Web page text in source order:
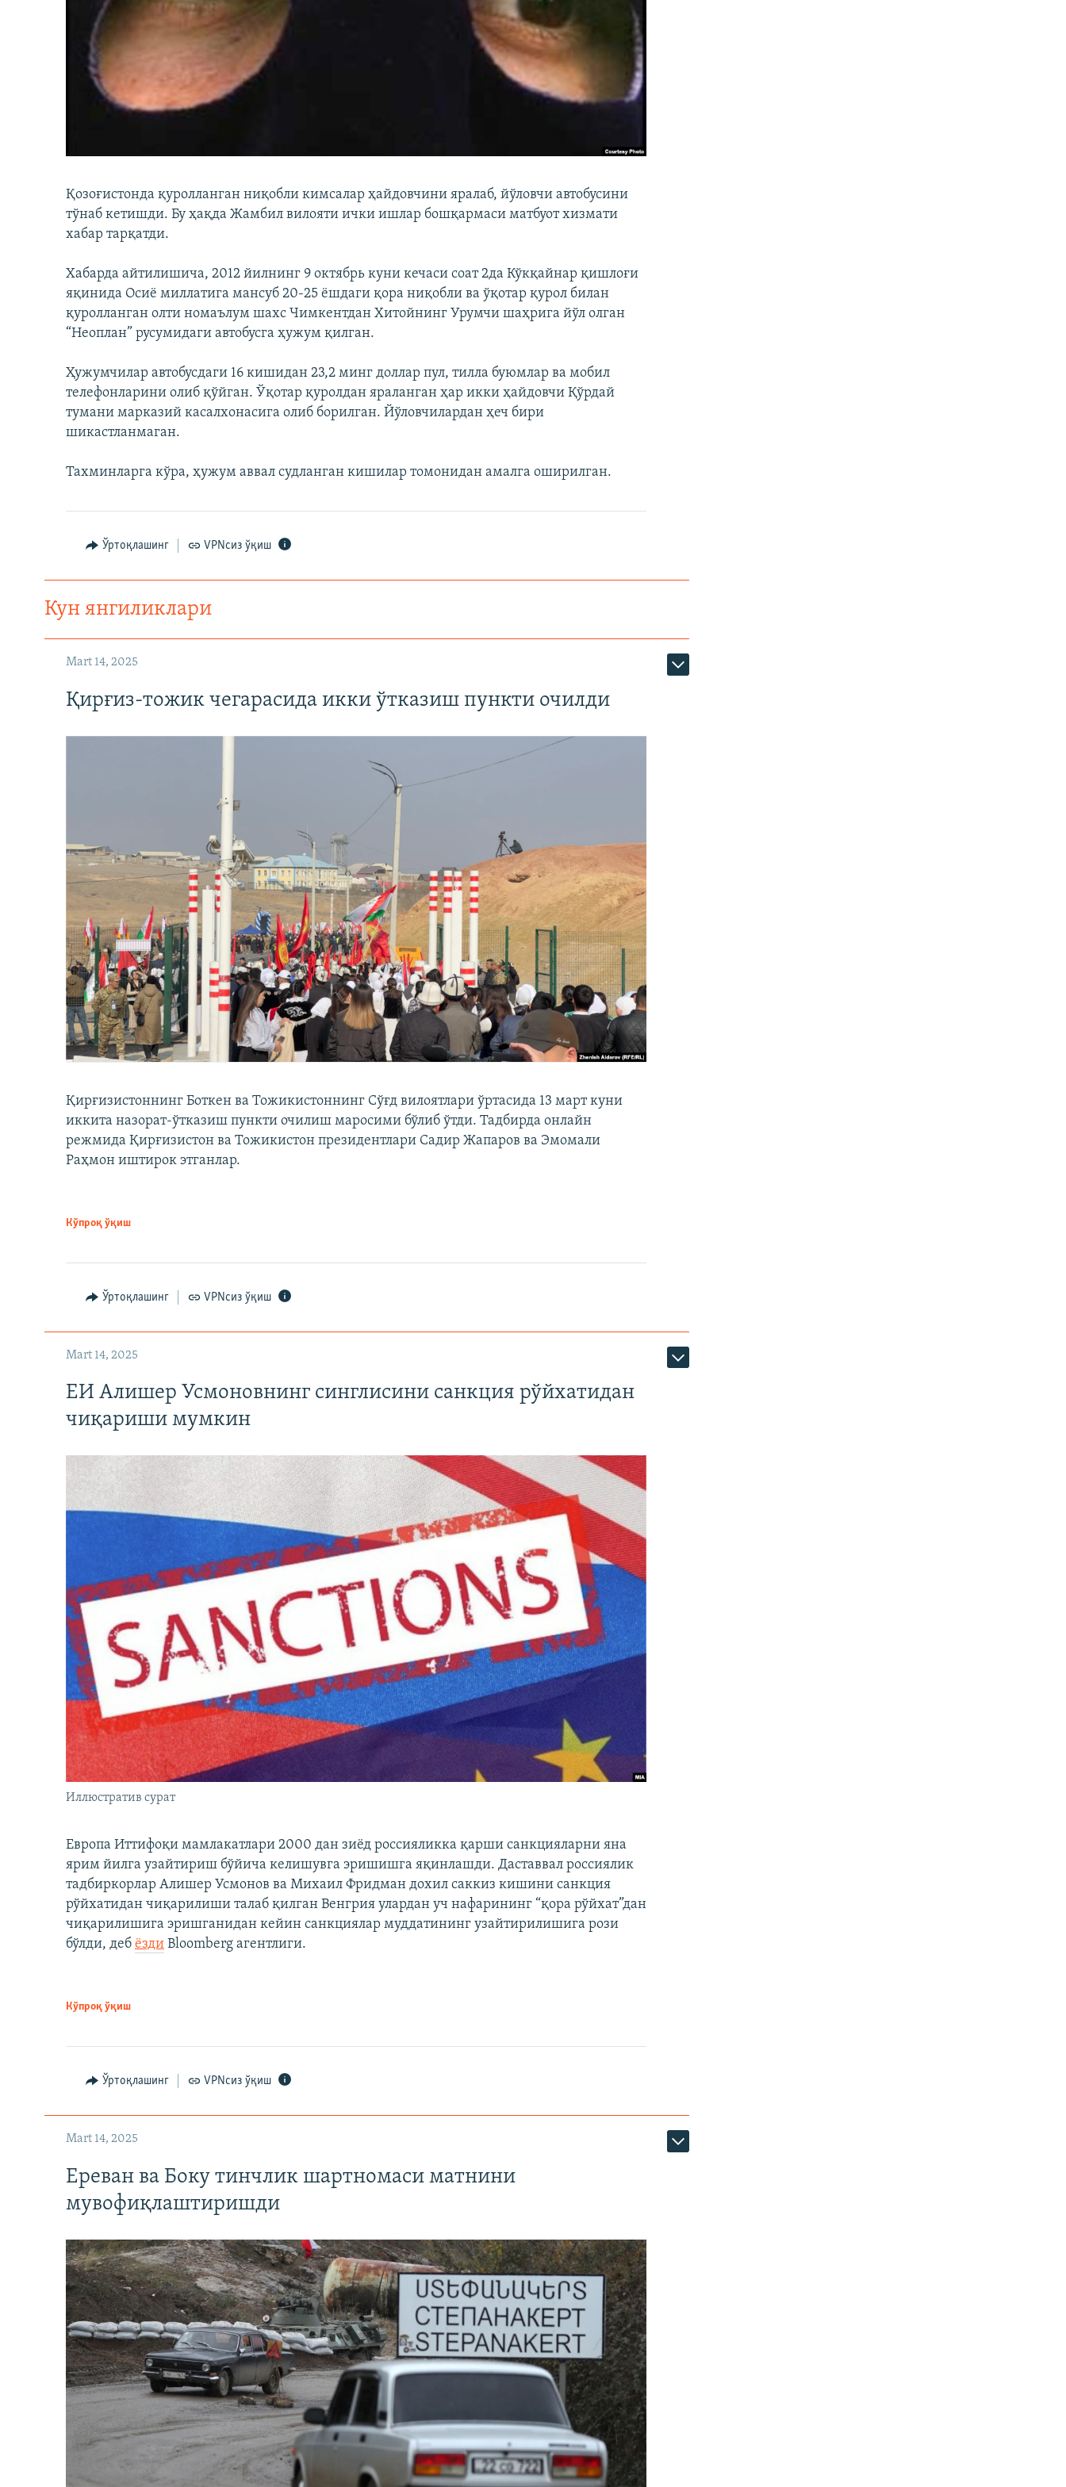
Қозоғистонда қуролланган ниқобли кимсалар ҳайдовчини яралаб, йўловчи автобусини
тўнаб кетишди. Бу ҳақда Жамбил вилояти ички ишлар бошқармаси матбуот хизмати
хабар тарқатди.
Хабарда айтилишича, 2012 йилнинг 9 октябрь куни кечаси соат 2да Кўкқайнар қишлоғи
яқинида Осиё миллатига мансуб 20-25 ёшдаги қора ниқобли ва ўқотар қурол билан
қуролланган олти номаълум шахс Чимкентдан Хитойнинг Урумчи шаҳрига йўл олган
“Неоплан” русумидаги автобусга ҳужум қилган.
Ҳужумчилар автобусдаги 16 кишидан 23,2 минг доллар пул, тилла буюмлар ва мобил
телефонларини олиб қўйган. Ўқотар қуролдан яраланган ҳар икки ҳайдовчи Қўрдай
тумани марказий касалхонасига олиб борилган. Йўловчилардан ҳеч бири
шикастланмаган.
Тахминларга кўра, ҳужум аввал судланган кишилар томонидан амалга оширилган.
Ўртоқлашинг VPNсиз ўқиш
Кун янгиликлари
Mart 14, 2025
Қирғиз-тожик чегарасида икки ўтказиш пункти очилди
Қирғизистоннинг Боткен ва Тожикистоннинг Сўғд вилоятлари ўртасида 13 март куни
иккита назорат-ўтказиш пункти очилиш маросими бўлиб ўтди. Тадбирда онлайн
режмида Қирғизистон ва Тожикистон президентлари Садир Жапаров ва Эмомали
Раҳмон иштирок этганлар.
Кўпроқ ўқиш
Ўртоқлашинг VPNсиз ўқиш
Mart 14, 2025
ЕИ Алишер Усмоновнинг синглисини санкция рўйхатидан
чиқариши мумкин
Иллюстратив сурат
Европа Иттифоқи мамлакатлари 2000 дан зиёд россияликка қарши санкцияларни яна
ярим йилга узайтириш бўйича келишувга эришишга яқинлашди. Даставвал россиялик
тадбиркорлар Алишер Усмонов ва Михаил Фридман дохил саккиз кишини санкция
рўйхатидан чиқарилиши талаб қилган Венгрия улардан уч нафарининг “қора рўйхат”дан
чиқарилишига эришганидан кейин санкциялар муддатининг узайтирилишига рози
бўлди, деб ёзди Bloomberg агентлиги.
Кўпроқ ўқиш
Ўртоқлашинг VPNсиз ўқиш
Mart 14, 2025
Ереван ва Боку тинчлик шартномаси матнини
мувофиқлаштиришди